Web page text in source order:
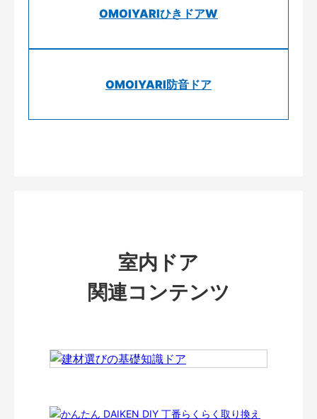
OMOIYARIひきドアW
OMOIYARI防音ドア
室内ドア
関連コンテンツ